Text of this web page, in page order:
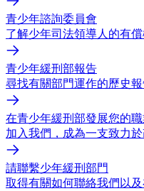
青少年諮詢委員會
了解少年司法領導人的有償
青少年緩刑部報告
尋找有關部門運作的歷史報
在青少年緩刑部發展您的
加入我們，成為一支致力
請聯繫少年緩刑部門
取得有關如何聯絡我們以